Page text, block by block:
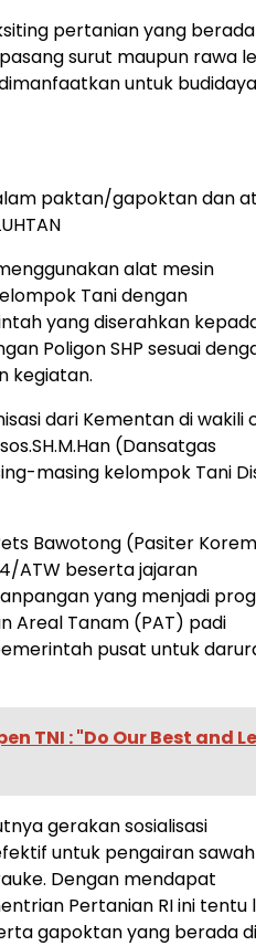
pertanian yang berada
surut maupun rawa
untuk budidaya
paktan/gapoktan dan
alat mesin
Tani dengan
yang diserahkan
Poligon SHP sesuai
kegiatan.
dari Kementan di wakili
(Dansatgas
masing kelompok Tani
Bawotong (Pasiter Korem
ATW beserta jajaran
yang menjadi
Areal Tanam (PAT) padi
pusat untuk
TNI : "Do Our Best and
gerakan sosialisasi
untuk pengairan sawah
Dengan mendapat
Pertanian RI ini tentu
gapoktan yang berada di